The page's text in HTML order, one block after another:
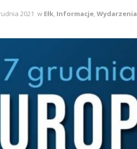
2021 w Ełk, Informacje,Wydarzenia